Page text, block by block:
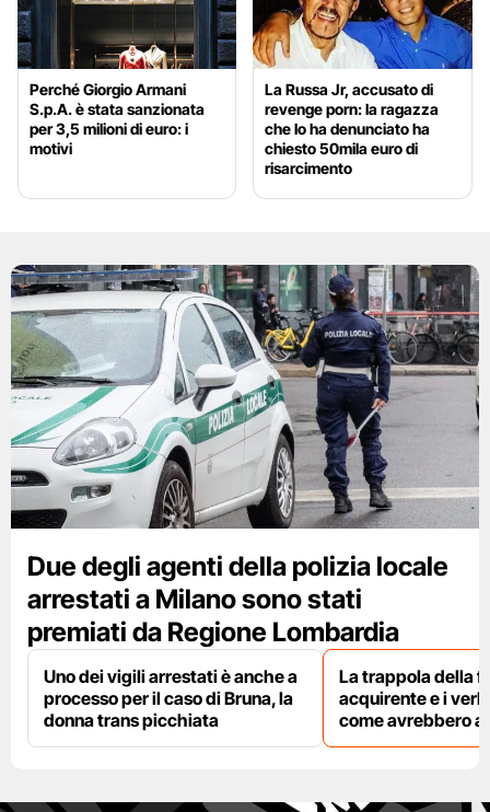
Perché Giorgio Armani
S.p.A. è stata sanzionata
per 3,5 milioni di euro: i
motivi
La Russa Jr, accusato di
revenge porn: la ragazza
che lo ha denunciato ha
chiesto 50mila euro di
risarcimento
Due degli agenti della polizia locale
arrestati a Milano sono stati
premiati da Regione Lombardia
Uno dei vigili arrestati è anche a
processo per il caso di Bruna, la
donna trans picchiata
La trappola della
acquirente e i
come avrebbero